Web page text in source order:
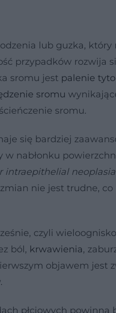
lub guzka, który
przypadków rozwija
sromu jest palenie
sromu
sromu.
się bardziej
w nabłonku
intraepithelial neoplasia
nie jest trudne,
czyli
ból, krwawienia,
objawem jest
płciowych powinna